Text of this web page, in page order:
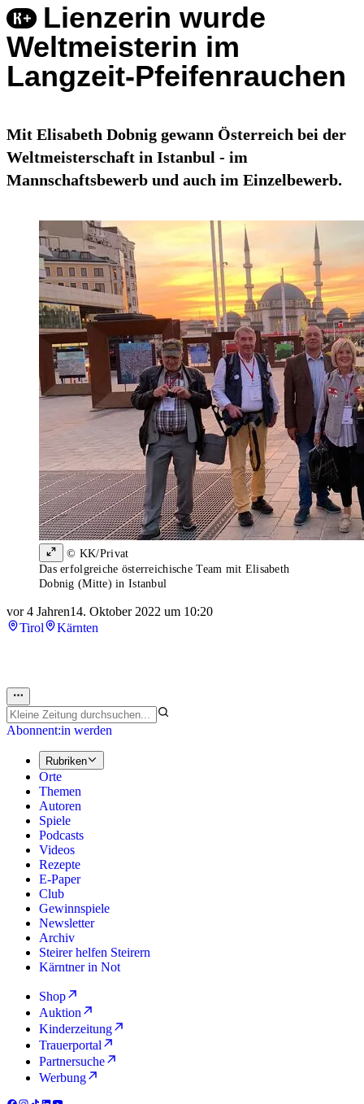
Lienzerin wurde
Weltmeisterin im
Langzeit-Pfeifenrauchen
Mit Elisabeth Dobnig gewann Österreich bei der
Weltmeisterschaft in Istanbul - im
Mannschaftsbewerb und auch im Einzelbewerb.
© KK/Privat
Das erfolgreiche österreichische Team mit Elisabeth
Dobnig (Mitte) in Istanbul
vor 4 Jahren14. Oktober 2022 um 10:20
Tirol
Kärnten
Abonnent:in werden
Rubriken
Orte
Themen
Autoren
Spiele
Podcasts
Videos
Rezepte
E-Paper
Club
Gewinnspiele
Newsletter
Archiv
Steirer helfen Steirern
Kärntner in Not
Shop
Auktion
Kinderzeitung
Trauerportal
Partnersuche
Werbung